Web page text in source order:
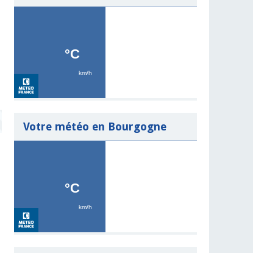
Votre météo en Bourgogne